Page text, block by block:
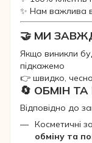
✨ Нам важлива
🤝 МИ
Якщо виникли
підкажемо
👉 швидко,
🔄 ОБМІН
Відповідно до
Косметичні
обміну та